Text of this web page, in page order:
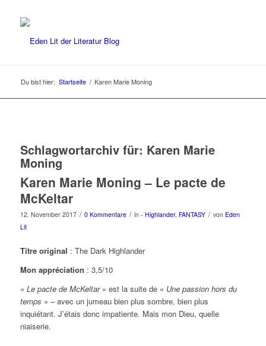
Du bist hier: Startseite / Karen Marie Moning
Schlagwortarchiv für: Karen Marie
Moning
Karen Marie Moning – Le pacte de
McKeltar
12. November 2017 / 0 Kommentare / in - Highlander, FANTASY / von Eden
Lit
Titre original : The Dark Highlander
Mon appréciation : 3,5/10
« Le pacte de McKeltar » est la suite de « Une passion hors du
temps » – avec un jumeau bien plus sombre, bien plus
inquiétant. J’étais donc impatiente. Mais mon Dieu, quelle
niaiserie.